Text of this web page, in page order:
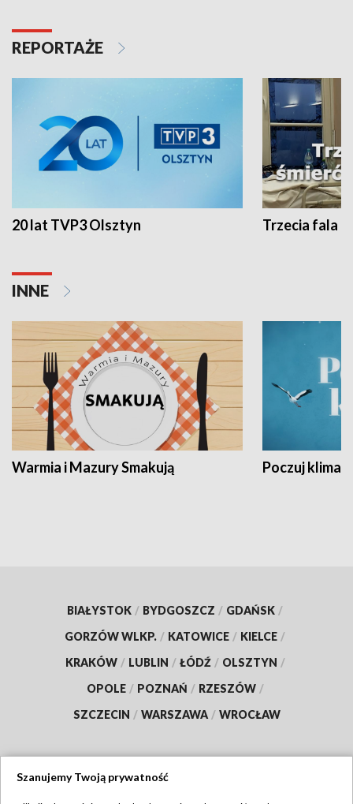
REPORTAŻE
20 lat TVP3 Olsztyn Trzecia fala -
INNE
Warmia i Mazury Smakują Poczuj klimat
BIAŁYSTOK / BYDGOSZCZ / GDAŃSK /
GORZÓW WLKP. / KATOWICE / KIELCE /
KRAKÓW / LUBLIN / ŁÓDŹ / OLSZTYN /
OPOLE / POZNAŃ / RZESZÓW /
SZCZECIN / WARSZAWA / WROCŁAW
Szanujemy Twoją prywatność